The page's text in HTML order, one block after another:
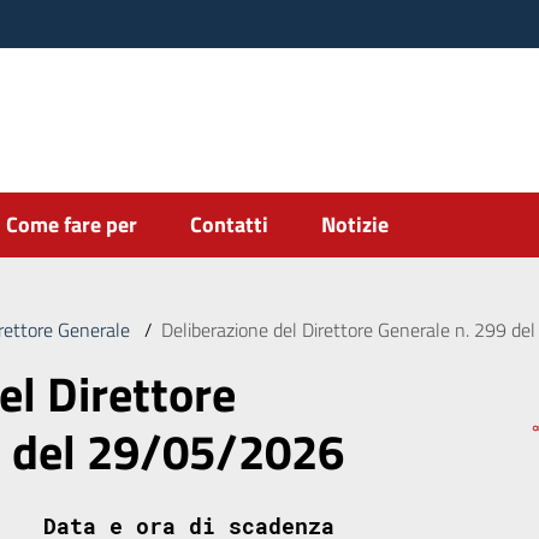
Come fare per Contatti Notizie
Generale / Deliberazione del Direttore Generale n. 299
Direttore
del 29/05/2026
Data e ora di scadenza